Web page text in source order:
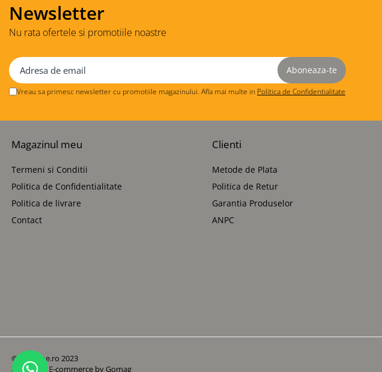
Newsletter
Nu rata ofertele si promotiile noastre
Vreau sa primesc newsletter cu promotiile magazinului. Afla mai multe in Politica de Confidentialitate
Magazinul meu
Termeni si Conditii
Politica de Confidentialitate
Politica de livrare
Contact
Clienti
Metode de Plata
Politica de Retur
Garantia Produselor
ANPC
© Betoane.ro 2023
Platforma E-commerce by Gomag